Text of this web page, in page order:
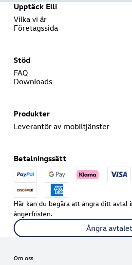
Upptäck Elli
Vilka vi är
Företagssida
Stöd
FAQ
Downloads
Produkter
Leverantör av mobiltjänster
Betalningssätt
Här kan du begära att ångra ditt avtal
ångerfristen.
Ångra avtalet
Om oss